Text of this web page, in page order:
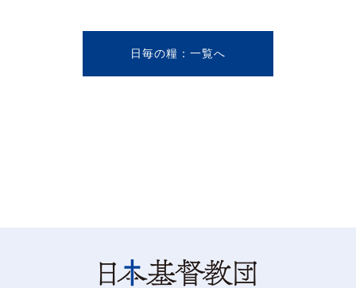
日毎の糧